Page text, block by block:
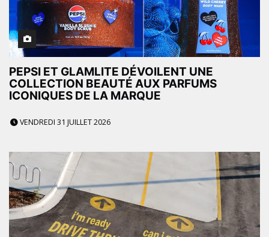
PEPSI ET GLAMLITE DÉVOILENT UNE
COLLECTION BEAUTÉ AUX PARFUMS
ICONIQUES DE LA MARQUE
VENDREDI 31 JUILLET 2026